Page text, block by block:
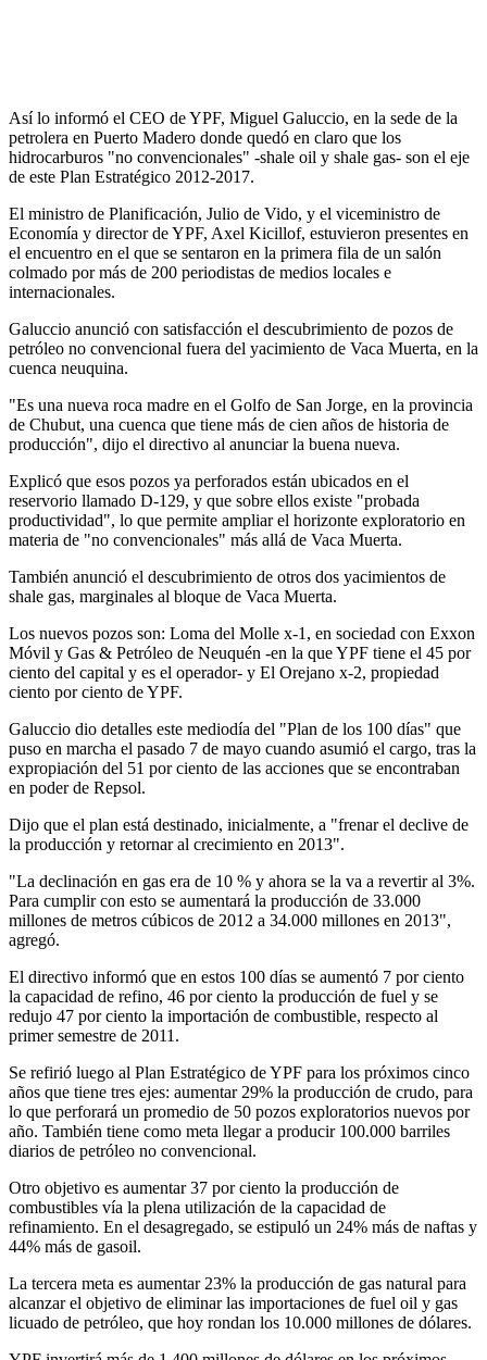
Así lo informó el CEO de YPF, Miguel Galuccio, en la sede de la
petrolera en Puerto Madero donde quedó en claro que los
hidrocarburos "no convencionales" -shale oil y shale gas- son el eje
de este Plan Estratégico 2012-2017.
El ministro de Planificación, Julio de Vido, y el viceministro de
Economía y director de YPF, Axel Kicillof, estuvieron presentes en
el encuentro en el que se sentaron en la primera fila de un salón
colmado por más de 200 periodistas de medios locales e
internacionales.
Galuccio anunció con satisfacción el descubrimiento de pozos de
petróleo no convencional fuera del yacimiento de Vaca Muerta, en la
cuenca neuquina.
"Es una nueva roca madre en el Golfo de San Jorge, en la provincia
de Chubut, una cuenca que tiene más de cien años de historia de
producción", dijo el directivo al anunciar la buena nueva.
Explicó que esos pozos ya perforados están ubicados en el
reservorio llamado D-129, y que sobre ellos existe "probada
productividad", lo que permite ampliar el horizonte exploratorio en
materia de "no convencionales" más allá de Vaca Muerta.
También anunció el descubrimiento de otros dos yacimientos de
shale gas, marginales al bloque de Vaca Muerta.
Los nuevos pozos son: Loma del Molle x-1, en sociedad con Exxon
Móvil y Gas & Petróleo de Neuquén -en la que YPF tiene el 45 por
ciento del capital y es el operador- y El Orejano x-2, propiedad
ciento por ciento de YPF.
Galuccio dio detalles este mediodía del "Plan de los 100 días" que
puso en marcha el pasado 7 de mayo cuando asumió el cargo, tras la
expropiación del 51 por ciento de las acciones que se encontraban
en poder de Repsol.
Dijo que el plan está destinado, inicialmente, a "frenar el declive de
la producción y retornar al crecimiento en 2013".
"La declinación en gas era de 10 % y ahora se la va a revertir al 3%.
Para cumplir con esto se aumentará la producción de 33.000
millones de metros cúbicos de 2012 a 34.000 millones en 2013",
agregó.
El directivo informó que en estos 100 días se aumentó 7 por ciento
la capacidad de refino, 46 por ciento la producción de fuel y se
redujo 47 por ciento la importación de combustible, respecto al
primer semestre de 2011.
Se refirió luego al Plan Estratégico de YPF para los próximos cinco
años que tiene tres ejes: aumentar 29% la producción de crudo, para
lo que perforará un promedio de 50 pozos exploratorios nuevos por
año. También tiene como meta llegar a producir 100.000 barriles
diarios de petróleo no convencional.
Otro objetivo es aumentar 37 por ciento la producción de
combustibles vía la plena utilización de la capacidad de
refinamiento. En el desagregado, se estipuló un 24% más de naftas y
44% más de gasoil.
La tercera meta es aumentar 23% la producción de gas natural para
alcanzar el objetivo de eliminar las importaciones de fuel oil y gas
licuado de petróleo, que hoy rondan los 10.000 millones de dólares.